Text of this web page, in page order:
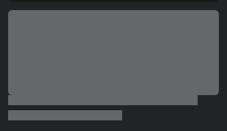
COPA DO MUNDO DA FIFA 2026
e 'lustra' taça da Copa...